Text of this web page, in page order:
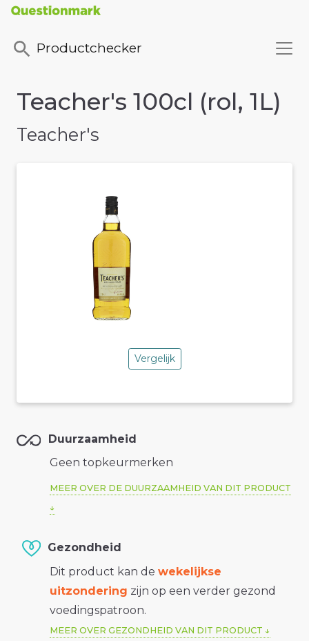
Productchecker
Teacher's 100cl (rol, 1L)
Teacher's
Vergelijk
Duurzaamheid
Geen topkeurmerken
MEER OVER DE DUURZAAMHEID VAN DIT PRODUCT
Gezondheid
Dit product kan de wekelijkse
uitzondering zijn op een verder gezond
voedingspatroon.
MEER OVER GEZONDHEID VAN DIT PRODUCT